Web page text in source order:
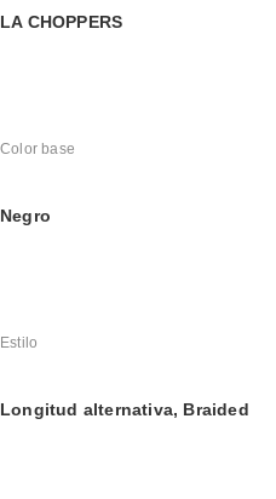
LA CHOPPERS
Color base
Negro
Estilo
Longitud alternativa, Braided